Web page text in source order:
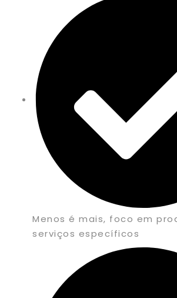
Menos é mais, foco em
serviços específicos